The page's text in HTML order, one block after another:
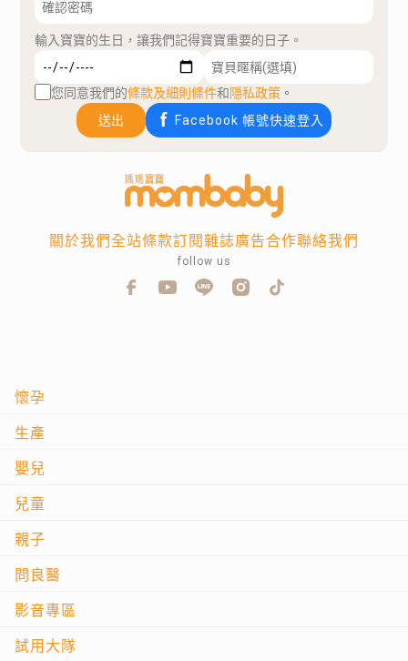
輸入寶寶的生日，讓我們記得寶寶重要的日子。
您同意我們的條款及細則條件和隱私政策 。
送出
Facebook 帳號快速登入
懷孕
生產
嬰兒
兒童
親子
問良醫
影音專區
試用大隊
關於我們全站條款訂閱雜誌廣告合作聯絡我們
follow us